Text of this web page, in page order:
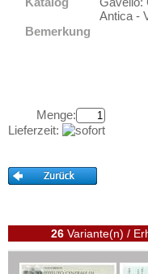
Liechtenstein
Mazedonien
Moldawien
Nordirland
Norwegen
Testbanknoten
Banknotenbriefe
Gutscheine
Kontakt
Preislisten
Antica -
Bemerkung
Menge:
Lieferzeit:
26 Variante(n) /